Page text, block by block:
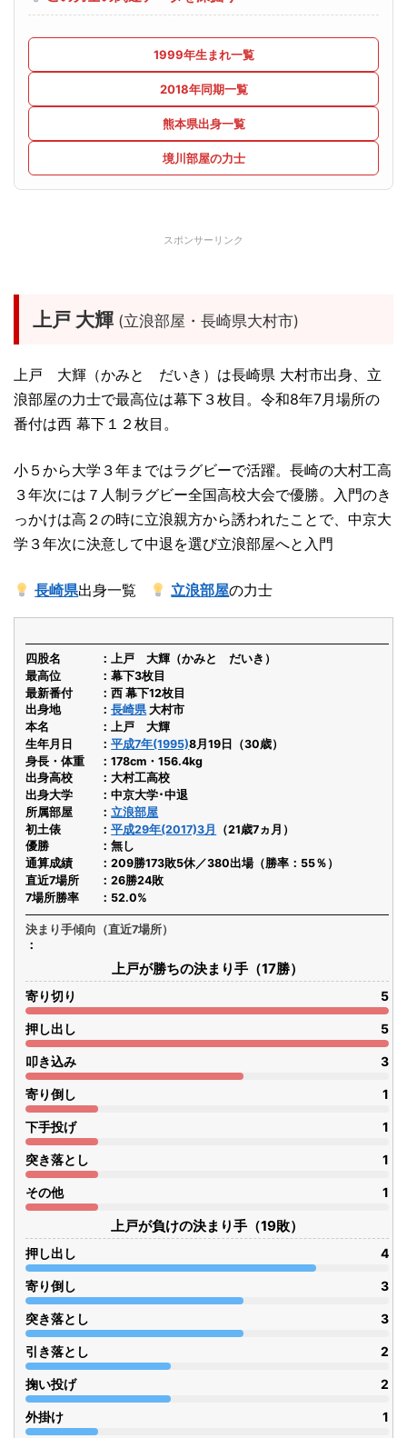
1999年生まれ一覧
2018年同期一覧
熊本県出身一覧
境川部屋の力士
スポンサーリンク
上戸 大輝 (立浪部屋・長崎県大村市)
上戸 大輝（かみと だいき）は長崎県 大村市出身、立
浪部屋の力士で最高位は幕下３枚目。令和8年7月場所の
番付は西 幕下１２枚目。
小５から大学３年まではラグビーで活躍。長崎の大村工高
３年次には７人制ラグビー全国高校大会で優勝。入門のき
っかけは高２の時に立浪親方から誘われたことで、中京大
学３年次に決意して中退を選び立浪部屋へと入門
長崎県出身一覧 立浪部屋の力士
四股名
上戸 大輝（かみと だいき）
最高位
幕下3枚目
最新番付
西 幕下12枚目
出身地
長崎県大村市
本名
上戸 大輝
生年月日
平成7年(1995)8月19日（30歳）
身長・体重
178cm・156.4kg
出身高校
大村工高校
出身大学
中京大学･中退
所属部屋
立浪部屋
初土俵
平成29年(2017)3月
（21歳7ヵ月）
優勝
無し
通算成績
209勝173敗5休／380出場（勝率：55％）
直近7場所
26勝24敗
7場所勝率
52.0%
決まり手傾向（直近7場所）
上戸が勝ちの決まり手（17勝）
寄り切り 5
押し出し 5
叩き込み 3
寄り倒し 1
下手投げ 1
突き落とし 1
その他 1
上戸が負けの決まり手（19敗）
押し出し 4
寄り倒し 3
突き落とし 3
引き落とし 2
掬い投げ 2
外掛け 1